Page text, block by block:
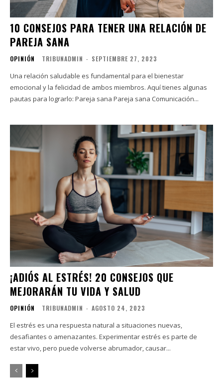
10 CONSEJOS PARA TENER UNA RELACIÓN DE
PAREJA SANA
OPINIÓN TRIBUNADMIN - SEPTIEMBRE 27, 2023
Una relación saludable es fundamental para el bienestar
emocional y la felicidad de ambos miembros. Aquí tienes algunas
pautas para lograrlo: Pareja sana Pareja sana Comunicación...
¡ADIÓS AL ESTRÉS! 20 CONSEJOS QUE
MEJORARÁN TU VIDA Y SALUD
OPINIÓN TRIBUNADMIN - AGOSTO 24, 2023
El estrés es una respuesta natural a situaciones nuevas,
desafiantes o amenazantes. Experimentar estrés es parte de
estar vivo, pero puede volverse abrumador, causar...